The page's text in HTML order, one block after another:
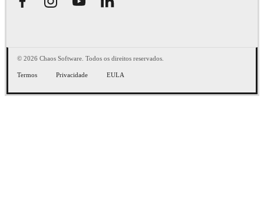
© 2026 Chaos Software. Todos os direitos reservados.
Termos Privacidade EULA